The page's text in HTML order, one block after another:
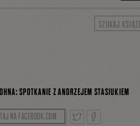
SPOTKANIE Z ANDRZEJEM STASIUKIEM
Stasiukiem wokół jego najnowszej
NA FACEBOOK.COM